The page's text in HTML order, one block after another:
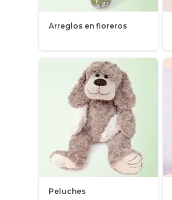
Arreglos en floreros
Peluches